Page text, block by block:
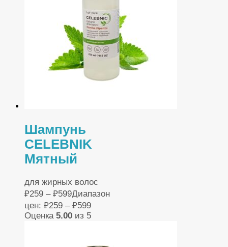
Шампунь
CELEBNIK
Мятный
для жирных волос
₽259 – ₽599Диапазон
цен: ₽259 – ₽599
Оценка 5.00 из 5